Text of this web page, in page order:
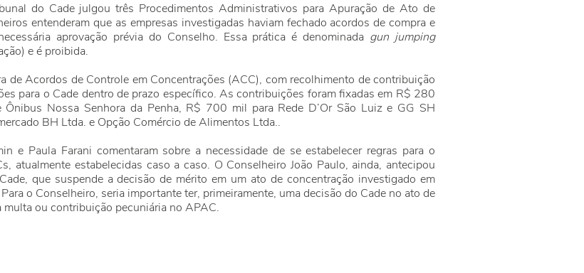
do Cade julgou três Procedimentos Administrativos para Apuração de Ato de
entenderam que as empresas investigadas haviam fechado acordos de compra e
aprovação prévia do Conselho. Essa prática é denominada gun jumping
e é proibida.
de Acordos de Controle em Concentrações (ACC), com recolhimento de contribuição
para o Cade dentro de prazo específico. As contribuições foram fixadas em R$ 280
Ônibus Nossa Senhora da Penha, R$ 700 mil para Rede D’Or São Luiz e GG SH
BH Ltda. e Opção Comércio de Alimentos Ltda..
e Paula Farani comentaram sobre a necessidade de se estabelecer regras para o
atualmente estabelecidas caso a caso. O Conselheiro João Paulo, ainda, antecipou
que suspende a decisão de mérito em um ato de concentração investigado em
o Conselheiro, seria importante ter, primeiramente, uma decisão do Cade no ato de
ou contribuição pecuniária no APAC.